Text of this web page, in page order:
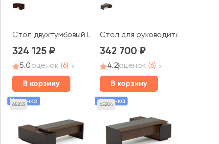
Стол двухтумбовый DAN-200.1 Dante
324 125
5.0оценок (6)
В корзину
Стол для руководителя левый
342 700
4.2оценок (6)
В корзину
65203
Новинка 65204
Новинка